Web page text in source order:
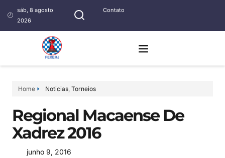
sáb, 8 agosto
2026
Contato
Home Noticias, Torneios
Regional Macaense De
Xadrez 2016
junho 9, 2016